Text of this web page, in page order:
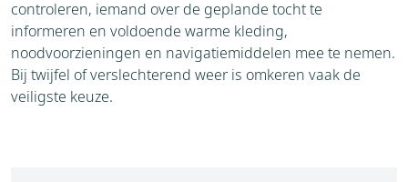
controleren, iemand over de geplande tocht te
informeren en voldoende warme kleding,
noodvoorzieningen en navigatiemiddelen mee te nemen.
Bij twijfel of verslechterend weer is omkeren vaak de
veiligste keuze.